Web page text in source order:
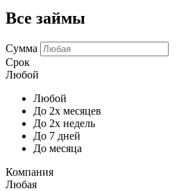
Все займы
Сумма
Срок
Любой
Любой
До 2х месяцев
До 2х недель
До 7 дней
До месяца
Компания
Любая